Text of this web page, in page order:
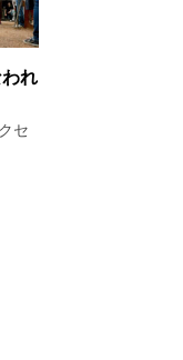
れ
セ